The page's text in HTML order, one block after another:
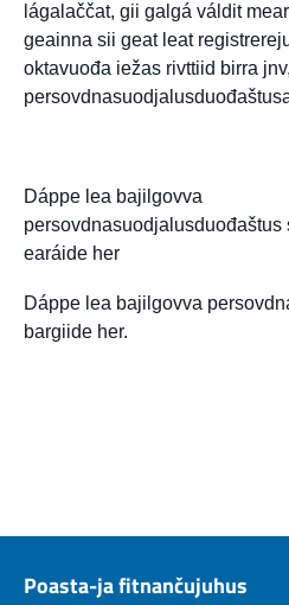
lágalaččat, gii galgá váldit
geainna sii geat leat
oktavuođa iežas rivttiid birra
Dáppe lea bajilgovva
persovdnasuodjalusduođaštus
earáide her
Dáppe lea bajilgovva
bargiide her.
Poasta-ja fitnančujuhus